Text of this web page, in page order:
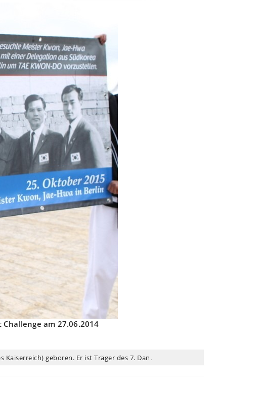
Challenge am 27.06.2014
Kaiserreich) geboren. Er ist Träger des 7. Dan.